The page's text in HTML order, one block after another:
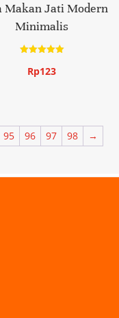
Makan Jati Modern
Minimalis
5.00
dari 5
Rp123
95 96 97 98 →